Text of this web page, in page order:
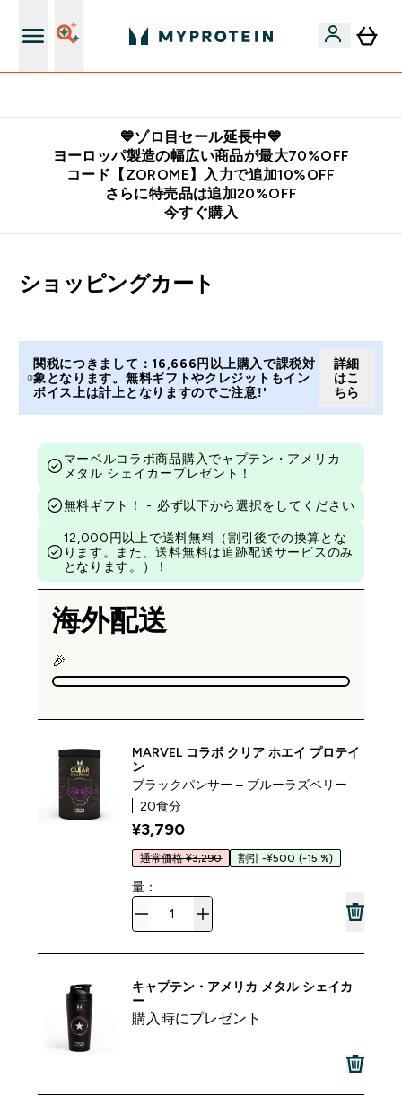
💙ゾロ目セール延長中💙
ヨーロッパ製造の幅広い商品が最大70%OFF
コード【ZOROME】入力で追加10%OFF
さらに特売品は追加20%OFF
今すぐ購入
ショッピングカート
関税につきまして：16,666円以上購入で課税対
象となります。無料ギフトやクレジットもイン
ボイス上は計上となりますのでご注意!'
詳細
はこ
ちら
マーベルコラボ商品購入でャプテン・アメリカ
メタル シェイカープレゼント！
無料ギフト！ - 必ず以下から選択をしてください
12,000円以上で送料無料（割引後での換算とな
ります。また、送料無料は追跡配送サービスのみ
となります。）！
海外配送
🎉
MARVEL コラボ クリア ホエイ プロテイ
ン
ブラックパンサー – ブルーラズベリー
20食分
¥3,790‎
通常価格 ¥3,290 割引 -¥500 (-15 %)
量：
キャプテン・アメリカ メタル シェイカ
ー
購入時にプレゼント